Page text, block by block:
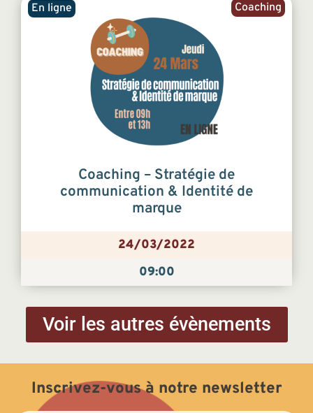
Coaching
En ligne
Coaching – Stratégie de
communication & Identité de
marque
24/03/2022
09:00
Voir les autres évènements
Inscrivez-vous à notre newsletter